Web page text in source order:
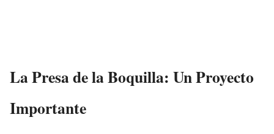
La Presa de la Boquilla: Un Proyecto
Importante